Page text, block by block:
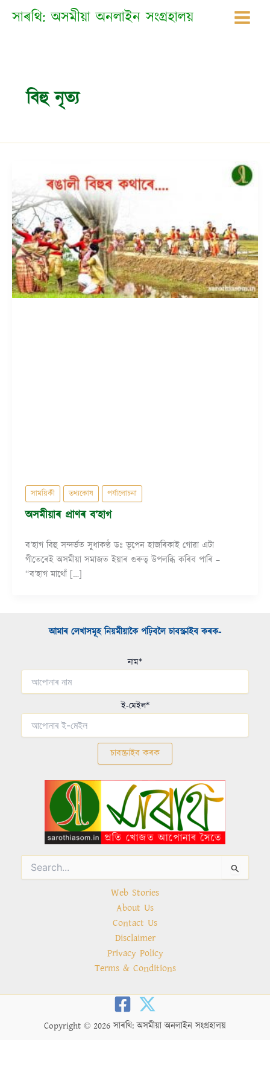
সাৰথি: অসমীয়া অনলাইন সংগ্ৰহালয়
বিহু নৃত্য
সাময়িকী তথ্যকোষ পৰ্যালোচনা
অসমীয়াৰ প্ৰাণৰ ব’হাগ
ব’হাগ বিহু সন্দৰ্ভত সুধাকণ্ঠ ডঃ ভূপেন হাজৰিকাই গোৱা এটা
গীতেৰেই অসমীয়া সমাজত ইয়াৰ গুৰুত্ব উপলব্ধি কৰিব পাৰি –
“ব’হাগ মাথোঁ […]
আমাৰ লেখাসমূহ নিয়মীয়াকৈ পঢ়িবলৈ চাবস্ক্ৰাইব কৰক-​
নাম*
ই-মেইল*
Search
for:
Web Stories
About Us
Contact Us
Disclaimer
Privacy Policy
Terms & Conditions
Copyright © 2026 সাৰথি: অসমীয়া অনলাইন সংগ্ৰহালয়